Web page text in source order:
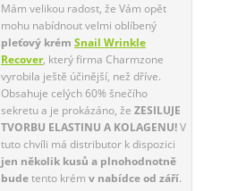
Mám velikou radost, že Vám opět
mohu nabídnout velmi oblíbený
pleťový krém Snail Wrinkle
Recover, který firma Charmzone
vyrobila ještě účinější, než dříve.
Obsahuje celých 60% šnečího
sekretu a je prokázáno, že ZESILUJE
TVORBU ELASTINU A KOLAGENU!V
tuto chvíli má distributor k dispozici
jen několik kusů a plnohodnotně
budetento krém v nabídce od září.